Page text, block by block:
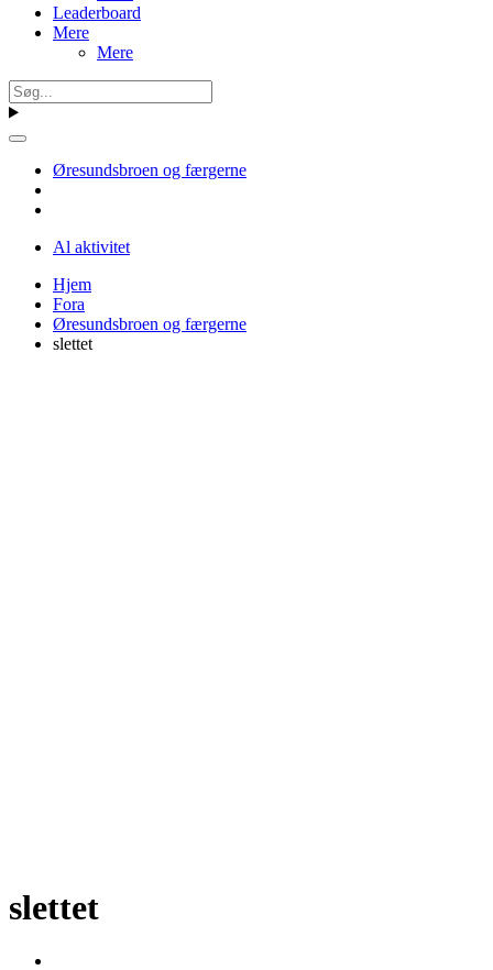
Leaderboard
Mere
Mere
Øresundsbroen og færgerne
Al aktivitet
Hjem
Fora
Øresundsbroen og færgerne
slettet
slettet